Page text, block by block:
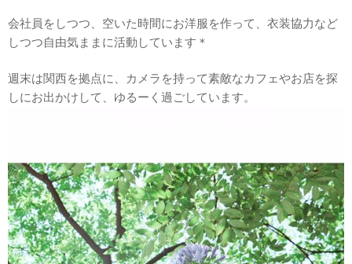
会社員をしつつ、空いた時間にお洋服を作って、衣装協力など
しつつ自由気ままに活動しています＊
週末は関西を拠点に、カメラを持って素敵なカフェやお店を探
しにお出かけして、ゆるーく過ごしています。